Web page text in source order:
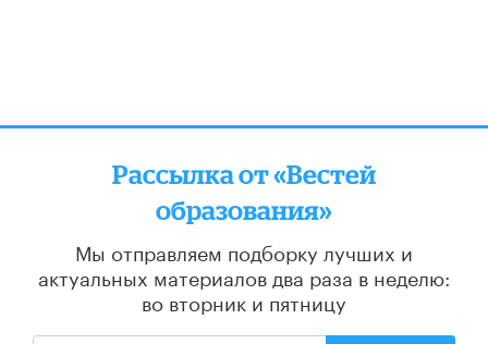
Рассылка от «Вестей
образования»
Мы отправляем подборку лучших и
актуальных материалов два раза в неделю:
во вторник и пятницу